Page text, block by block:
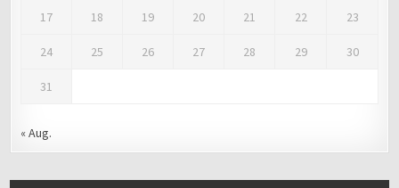
17 18 19 20 21 22 23
24 25 26 27 28 29 30
31
« Aug.